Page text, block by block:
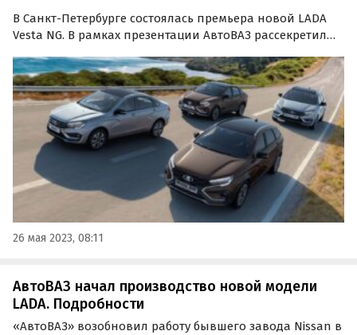
В Санкт-Петербурге состоялась премьера новой LADA
Vesta NG. В рамках презентации АвтоВАЗ рассекретил
также цены на них, пишут «Автоновости дня».
26 мая 2023, 08:11
АвтоВАЗ начал производство новой модели
LADA. Подробности
«АвтоВАЗ» возобновил работу бывшего завода Nissan в